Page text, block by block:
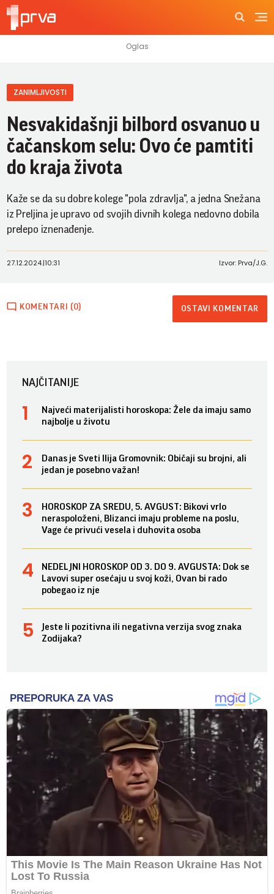
ZANIMLJIVOSTI
Nesvakidašnji bilbord osvanuo u
čačanskom selu: Ovo će pamtiti
do kraja života
Kaže se da su dobre kolege "pola zdravlja", a jedna Snežana
iz Preljina je upravo od svojih divnih kolega nedovno dobila
prelepo iznenađenje.
27.12.2024.|10:31 Izvor: Prva/J.G.
KOMENTARI (0) OSTAVI KOMENTAR
NAJČITANIJE
Najveći materijalisti horoskopa: Žele da imaju samo
najbolje u životu
Danas je Sveti Ilija Gromovnik: Običaji su brojni, ali
jedan je posebno važan!
HOROSKOP ZA SREDU, 5. AVGUST: Bikovi vrlo
neraspoloženi, Blizanci imaju probleme na poslu,
Vage će privući vesela i duhovita osoba
NEDELJNI HOROSKOP OD 3. DO 9. AVGUSTA: Dok se
Lavovi super osećaju u svoj koži, Ovan bi rado
pobegao iz nje
Jeste li pozitivna ili negativna verzija svog znaka
Zodijaka?